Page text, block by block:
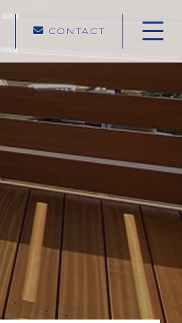
CONTACT
施工メニュー
施工実績
施工の流れ
よくある質問
採用情報
コンテンツ